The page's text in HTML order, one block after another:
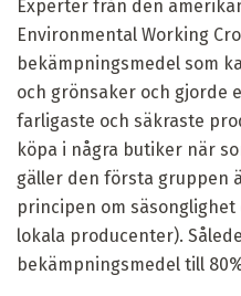
Experter från den
Environmental Working
bekämpningsmedel som
och grönsaker och gjorde
farligaste och säkraste
köpa i några butiker när
gäller den första gruppen
principen om
lokala producenter).
bekämpningsmedel till